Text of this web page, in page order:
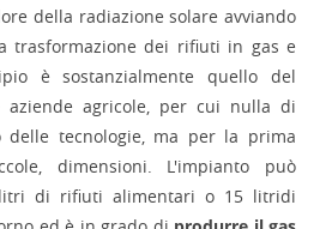
della radiazione solare avviando
trasformazione dei rifiuti in gas e
è sostanzialmente quello del
aziende agricole, per cui nulla di
delle tecnologie, ma per la prima
dimensioni. L'impianto può
di rifiuti alimentari o 15 litridi